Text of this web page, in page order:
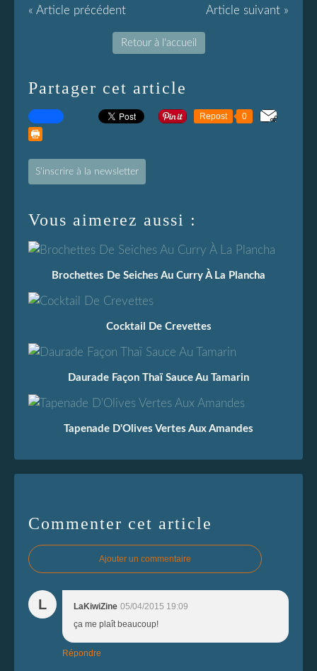
« Article précédent Article suivant »
Retour à l'accueil
Partager cet article
Repost 0
S'inscrire à la newsletter
Vous aimerez aussi :
Brochettes De Seiches Au Curry À La Plancha
Cocktail De Crevettes
Daurade Façon Thaï Sauce Au Tamarin
Tapenade D'Olives Vertes Aux Amandes
Commenter cet article
Ajouter un commentaire
L LaKiwiZine 05/04/2015 19:09
ça me plaît beaucoup!
Répondre